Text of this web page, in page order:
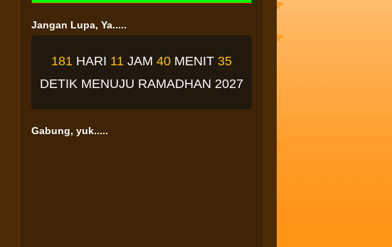
Jangan Lupa, Ya.....
181 HARI 11 JAM 40 MENIT 34
DETIK MENUJU RAMADHAN 2027
Gabung, yuk.....